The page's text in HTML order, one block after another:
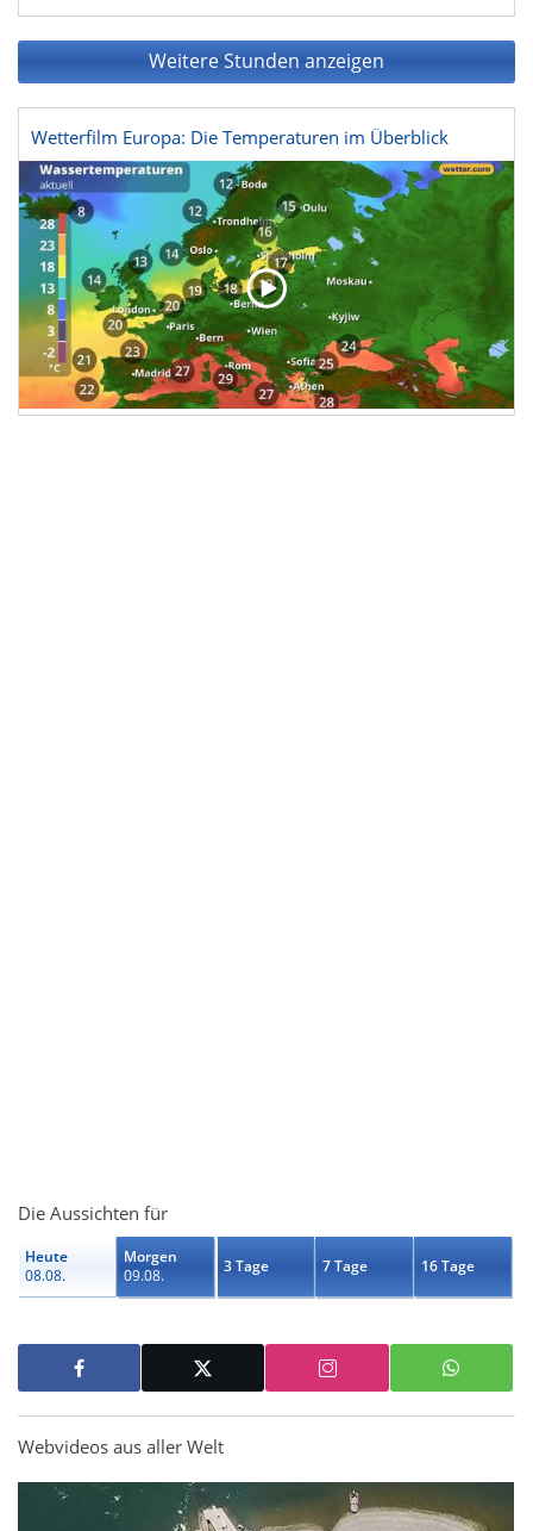
Weitere Stunden anzeigen
Wetterfilm Europa: Die Temperaturen im Überblick
Die Aussichten für
Heute
08.08.
Morgen
09.08.
3 Tage 7 Tage 16 Tage
Webvideos aus aller Welt